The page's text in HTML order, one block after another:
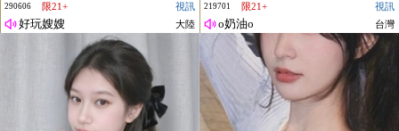
限21+
視訊
290606
好玩嫂嫂 大陸
限21+
視訊
219701
o奶油o 台灣